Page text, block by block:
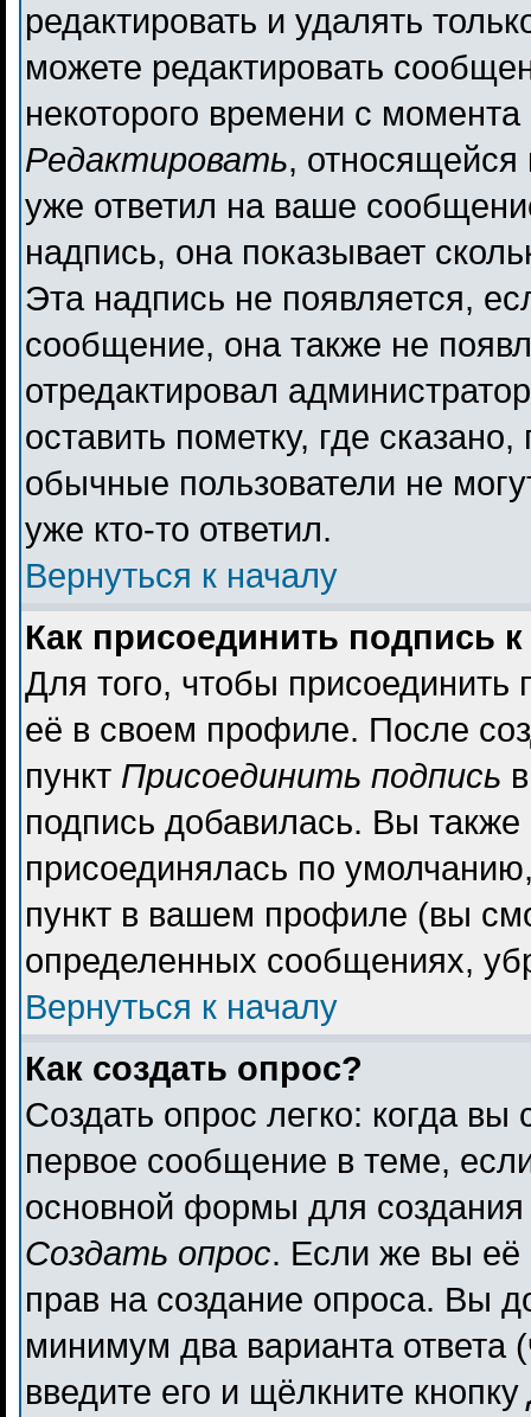
редактировать и удалять
можете редактировать
некоторого времени с
Редактировать,
уже ответил на ваше
надпись, она показывает
Эта надпись не появляется,
сообщение, она также не
отредактировал
оставить пометку, где
обычные пользователи не
уже кто-то ответил.
Вернуться к началу
Как присоединить подпись
Для того, чтобы
её в своем профиле. После
пункт Присоединить подпись
подпись добавилась. Вы
присоединялась по
пункт в вашем профиле (вы
определенных сообщениях,
Вернуться к началу
Как создать опрос?
Создать опрос легко: когда вы
первое сообщение в теме,
основной формы для
Создать опрос. Если же вы её
прав на создание опроса. Вы
минимум два варианта ответа
введите его и щёлкните кнопку